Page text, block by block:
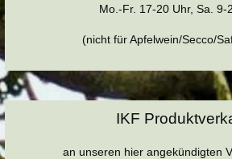
Mo.-Fr. 17-20 Uhr, Sa. 9-
(nicht für Apfelwein/Secco/
IKF
an unseren hier angekündigten